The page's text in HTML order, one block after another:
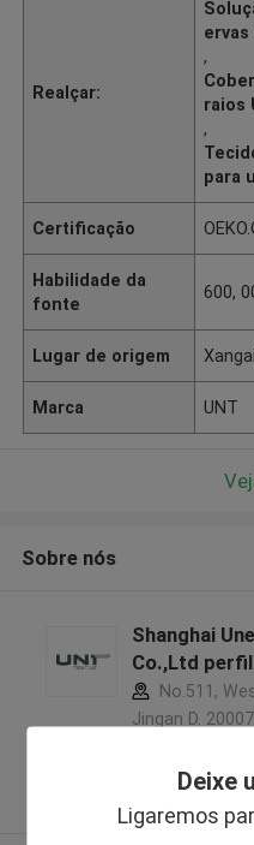
Deixe
Ligaremos
Realçar:
ervas
,
raios
,
para
Certificação
Habilidade da
fonte
600,
Lugar de origem
Marca UNT
Sobre nós
Shanghai
Co.,Ltd
No.511,
Jingan D.
5.0